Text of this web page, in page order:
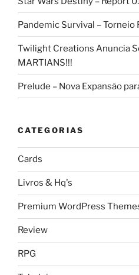
Pandemic Survival – Torneio
Twilight Creations Anuncia
MARTIANS!!!
Prelude – Nova Expansão
CATEGORIAS
Cards
Livros & Hq's
Premium WordPress
Review
RPG